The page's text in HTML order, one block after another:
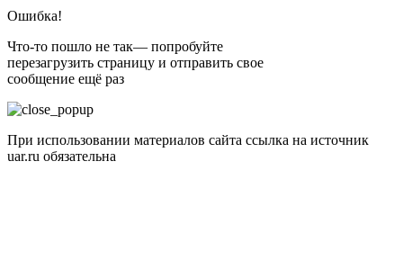
Ошибка!
Что-то пошло не так— попробуйте
перезагрузить страницу и отправить свое
сообщение ещё раз
При использовании материалов сайта ссылка на источник
uar.ru обязательна